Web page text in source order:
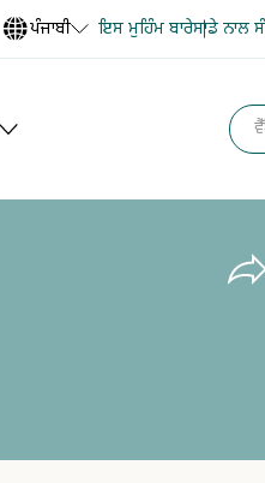
ਪੰਜਾਬੀ ਇਸ ਮੁਹਿੰਮ ਬਾਰੇਸਾਡੇ ਨਾਲ